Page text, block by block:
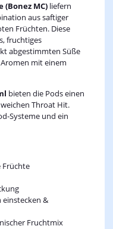
(Bonez MC)liefern
aus saftiger
Früchten. Diese
fruchtiges
abgestimmten Süße
mit einem
bieten die Pods einen
Throat Hit.
und ein
Früchte
einstecken &
Fruchtmix